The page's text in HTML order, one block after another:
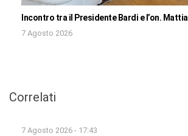
Incontro tra il Presidente Bardi e l’on. Mattia
7 Agosto 2026
Correlati
7 Agosto 2026 - 17:43